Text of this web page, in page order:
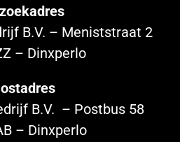
B.V. – Meniststraat 2
– Dinxperlo
B.V. – Postbus 58
– Dinxperlo